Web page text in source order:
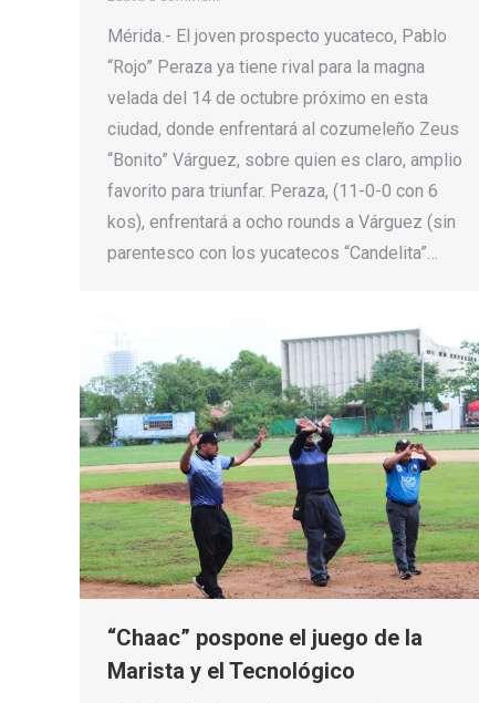
Mérida.- El joven prospecto yucateco, Pablo
“Rojo” Peraza ya tiene rival para la magna
velada del 14 de octubre próximo en esta
ciudad, donde enfrentará al cozumeleño Zeus
“Bonito” Várguez, sobre quien es claro, amplio
favorito para triunfar. Peraza, (11-0-0 con 6
kos), enfrentará a ocho rounds a Várguez (sin
parentesco con los yucatecos “Candelita”…
“Chaac” pospone el juego de la
Marista y el Tecnológico